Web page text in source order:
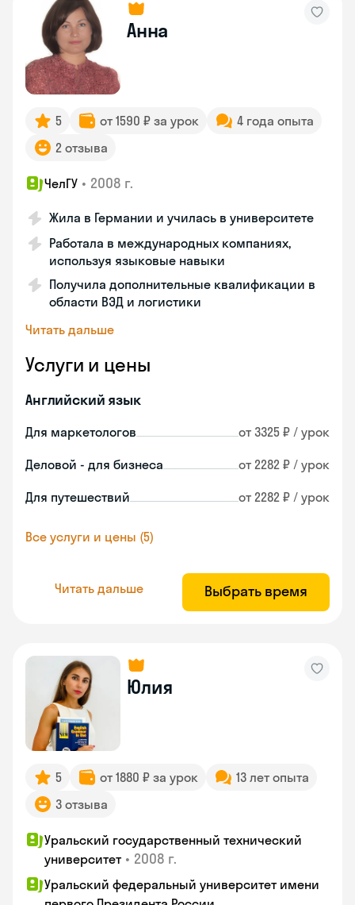
Анна
5 от 1590 ₽ за урок
4 года опыта
2 отзыва
ЧелГУ • 2008 г.
Жила в Германии и училась в университете
Работала в международных компаниях,
используя языковые навыки
Получила дополнительные квалификации в
области ВЭД и логистики
Читать дальше
Услуги и цены
Английский язык
Для маркетологов от 3325 ₽ / урок
Деловой - для бизнеса от 2282 ₽ / урок
Для путешествий от 2282 ₽ / урок
Все услуги и цены (5)
Читать дальше Выбрать время
Юлия
5 от 1880 ₽ за урок
13 лет опыта
3 отзыва
Уральский государственный технический
университет • 2008 г.
Уральский федеральный университет имени